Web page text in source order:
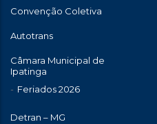
Convenção Coletiva
Autotrans
Câmara Municipal de
Ipatinga
Feriados 2026
Detran – MG